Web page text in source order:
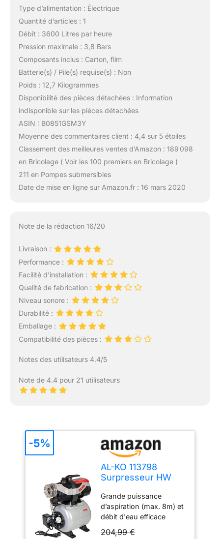
Type d’alimentation : Électrique
Quantité d’articles : 1
Débit : 3600 Litres par heure
Pression maximale : 3,8 Bars
Composants inclus : Carton, film
Batterie(s) / Pile(s) requise(s) : Non
Poids : 12,7 Kilogrammes
Disponibilité des pièces détachées : Information
indisponible sur les pièces détachées
ASIN : B0851GSM3Y
Moyenne des commentaires client : 4,4 sur 5 étoiles
Classement des meilleures ventes d’Amazon : 189 098
en Bricolage ( Voir les 100 premiers en Bricolage )
211 en Pompes submersibles
Date de mise en ligne sur Amazon.fr : 16 mars 2020
Note de la rédaction 16/20
Livraison :
Performance :
Facilité d’installation :
Qualité de fabrication :
Niveau sonore :
Durabilité :
Emballage :
Compatibilité des pièces :
Notes des utilisateurs 4.4/5
Note de 4.4 pour 21 utilisateurs
AL-KO 113798
Surpresseur HW
moteur de 850 W,
débit max.3.600 l/h,
hauteur de
refoulement max.38
Grande puissance
d’aspiration (max. 8m) et
débit d'eau efficace
204,99 €
-5%